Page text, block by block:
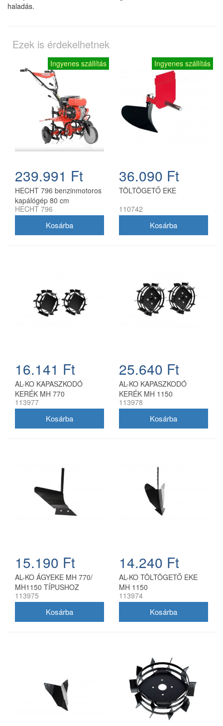
haladás.
Ezek is érdekelhetnek
Ingyenes szállítás
239.991 Ft
HECHT 796 benzinmotoros
kapálógép 80 cm
munkaszélességgel
HECHT 796
Ingyenes szállítás
36.090 Ft
TÖLTÖGETŐ EKE
110742
16.141 Ft
AL-KO KAPASZKODÓ
KERÉK MH 770
113977
25.640 Ft
AL-KO KAPASZKODÓ
KERÉK MH 1150
113978
15.190 Ft
AL-KO ÁGYEKE MH 770/
MH1150 TÍPUSHOZ
113975
14.240 Ft
AL-KO TÖLTÖGETŐ EKE
MH 1150
113974